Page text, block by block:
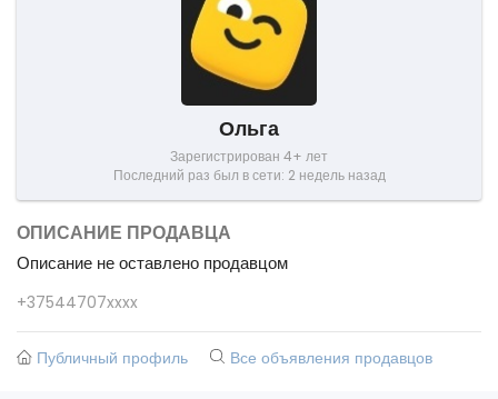
Ольга
Зарегистрирован 4+ лет
Последний раз был в сети: 2 недель назад
ОПИСАНИЕ ПРОДАВЦА
Описание не оставлено продавцом
+37544707xxxx
Публичный профиль Все объявления продавцов